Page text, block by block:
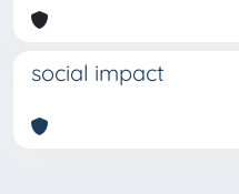
social impact